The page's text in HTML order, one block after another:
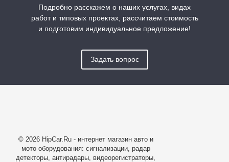
Подробно расскажем о наших услугах, видах
работ и типовых проектах, рассчитаем стоимость
и подготовим индивидуальное предложение!
Задать вопрос
© 2026 HipCar.Ru - интернет магазин авто и
мото оборудования: сигнализации, радар
детекторы, антирадары, видеорегистраторы,